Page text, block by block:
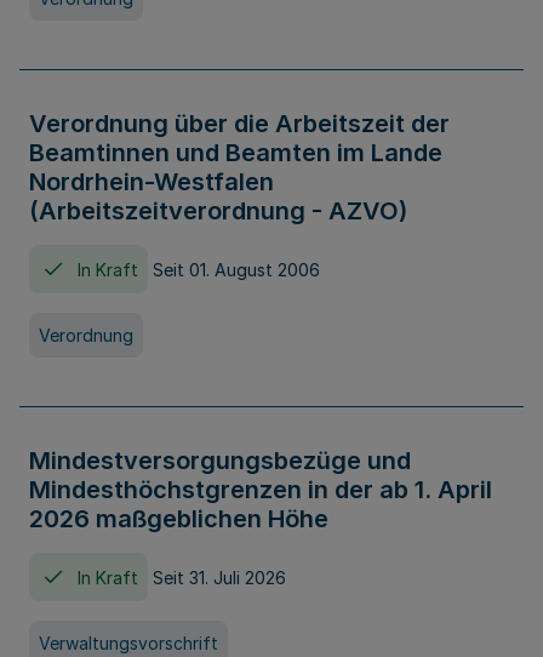
Verordnung über die Arbeitszeit der
Beamtinnen und Beamten im Lande
Nordrhein-Westfalen
(Arbeitszeitverordnung - AZVO)
In Kraft Seit 01. August 2006
Verordnung
Mindestversorgungsbezüge und
Mindesthöchstgrenzen in der ab 1. April
2026 maßgeblichen Höhe
In Kraft Seit 31. Juli 2026
Verwaltungsvorschrift